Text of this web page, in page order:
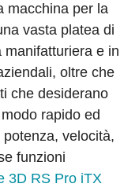
macchina per la
vasta platea di
manifatturiera e in
oltre che
che desiderano
rapido ed
velocità,
funzioni
3D RS Pro iTX